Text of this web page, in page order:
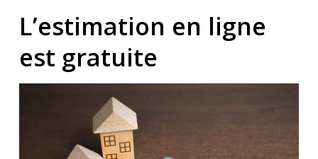
L’estimation en ligne
est gratuite